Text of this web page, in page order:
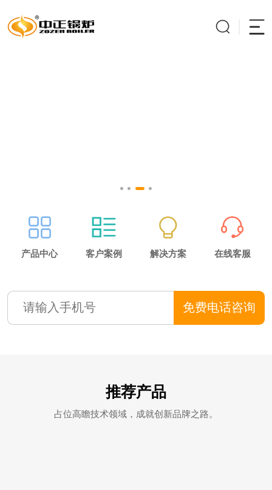
产品中心 客户案例 解决方案 在线客服
免费电话咨询
推荐产品
占位高瞻技术领域，成就创新品牌之路。